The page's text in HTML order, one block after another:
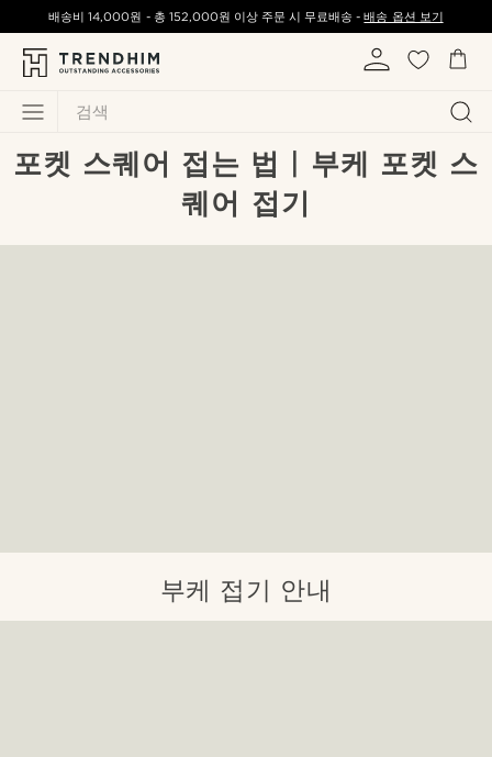
검색
배송비14,000원 - 총 152,000원 이상 주문 시 무료배송 -배송 옵션 보기
포켓 스퀘어 접는 법 | 부케 포켓 스
퀘어 접기
부케 접기 안내